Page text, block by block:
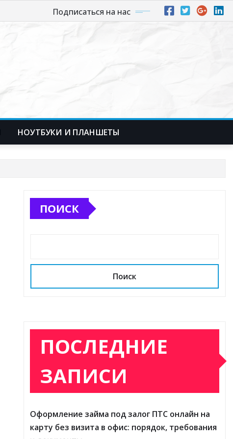
Подписаться на нас
НОУТБУКИ И ПЛАНШЕТЫ
ПОИСК
Поиск
ПОСЛЕДНИЕ
ЗАПИСИ
Оформление займа под залог ПТС онлайн на
карту без визита в офис: порядок, требования